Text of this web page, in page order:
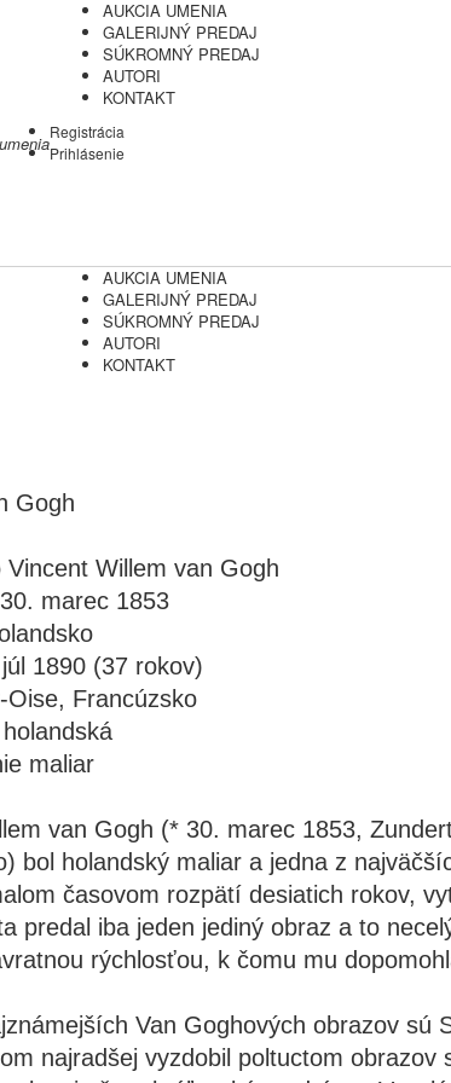
AUKCIA UMENIA
GALERIJNÝ PREDAJ
SÚKROMNÝ PREDAJ
AUTORI
KONTAKT
Registrácia
Prihlásenie
AUKCIA UMENIA
GALERIJNÝ PREDAJ
SÚKROMNÝ PREDAJ
AUTORI
KONTAKT
Gogh
Vincent Willem van Gogh
marec 1853
1890 (37 rokov)
Oise, Francúzsko
maliar
van Gogh (* 30. marec 1853,
bol holandský maliar a jedna z
časovom rozpätí desiatich rokov,
predal iba jeden jediný obraz a to
rýchlosťou, k čomu mu
Van Goghových obrazov sú
najradšej vyzdobil poltuctom